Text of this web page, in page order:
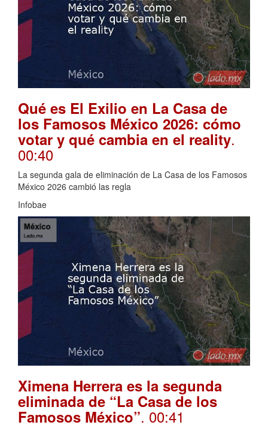
Qué es El Exilio en La Casa de
los Famosos México 2026: cómo
votar y qué cambia en el reality.
00:40
La segunda gala de eliminación de La Casa de los Famosos
México 2026 cambió las regla
Infobae
Ximena Herrera es la segunda
eliminada de “La Casa de los
Famosos México”. 00:41